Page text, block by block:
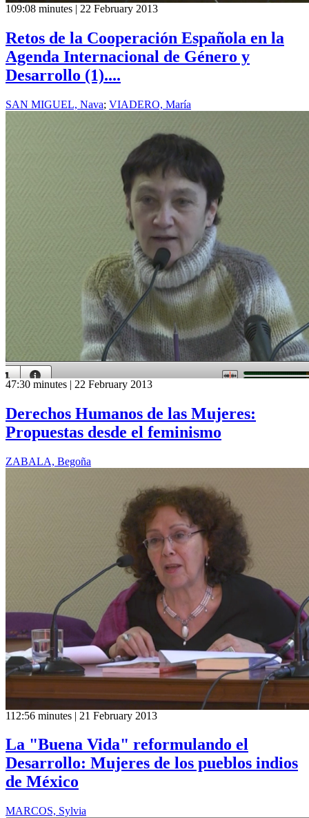
109:08 minutes | 22 February 2013
Retos de la Cooperación Española en la
Agenda Internacional de Género y
Desarrollo (1)....
SAN MIGUEL, Nava; VIADERO, María
47:30 minutes | 22 February 2013
Derechos Humanos de las Mujeres:
Propuestas desde el feminismo
ZABALA, Begoña
112:56 minutes | 21 February 2013
La "Buena Vida" reformulando el
Desarrollo: Mujeres de los pueblos indios
de México
MARCOS, Sylvia